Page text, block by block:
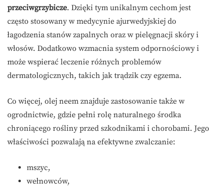
przeciwgrzybicze. Dzięki tym unikalnym cechom jest
często stosowany w medycynie ajurwedyjskiej do
łagodzenia stanów zapalnych oraz w pielęgnacji skóry i
włosów. Dodatkowo wzmacnia system odpornościowy i
może wspierać leczenie różnych problemów
dermatologicznych, takich jak trądzik czy egzema.
Co więcej, olej neem znajduje zastosowanie także w
ogrodnictwie, gdzie pełni rolę naturalnego środka
chroniącego rośliny przed szkodnikami i chorobami. Jego
właściwości pozwalają na efektywne zwalczanie:
mszyc,
wełnowców,